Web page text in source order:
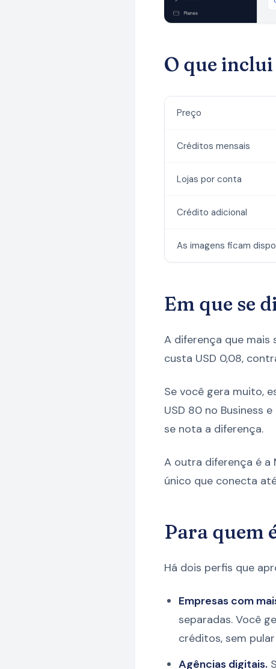
O que
Preço
Créditos mensais
Lojas por conta
Crédito adicional
As imagens ficam
Em que se
A diferença que mais
custa USD 0,08,
Se você gera muito,
USD 80 no Business
se nota a diferença.
A outra diferença é a
único que conecta
Para quem
Há dois perfis que
Empresas com
separadas. Você
créditos, sem
Agências digitais.